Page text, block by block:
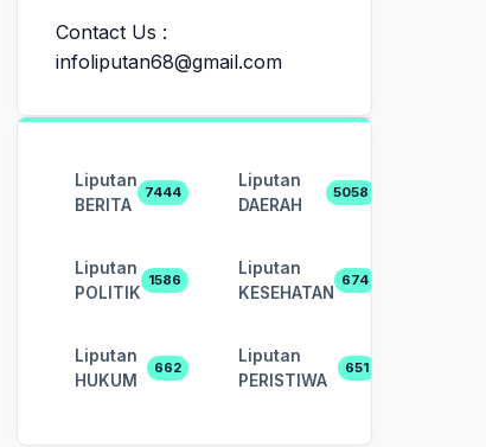
Contact Us :
infoliputan68@gmail.com
Liputan
BERITA
7444
Liputan
DAERAH
5058
Liputan
POLITIK
1586
Liputan
KESEHATAN
674
Liputan
HUKUM
662
Liputan
PERISTIWA
651